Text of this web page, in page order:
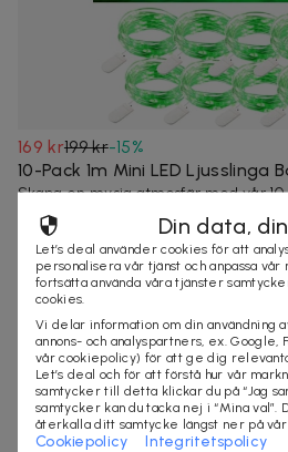
169 kr199 kr-15%
10-Pack 1m Mini LED Ljusslinga
Skapa en mysig atmosfär med vår
grön! Batteridriven och enke...
1 köpt Snabb leveransDin data,
Let’s deal använder cookies för att
personalisera vår tjänst och anpassa
fortsätta använda våra tjänster
cookies.
Vi delar information om din användning
annons- och analyspartners, ex. Google,
vår cookiepolicy) för att ge dig
Let’s deal och för att förstå hur vår
samtycker till detta klickar du på “Jag
samtycker kan du tacka nej i “Mina val”.
återkalla ditt samtycke längst ner på vår
Cookiepolicy Integritetspolicy